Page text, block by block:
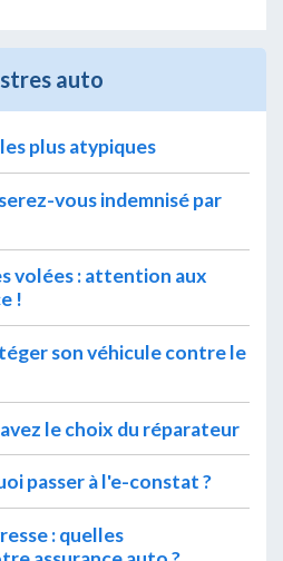
auto
plus atypiques
vous indemnisé par
volées : attention aux
!
son véhicule contre le
le choix du réparateur
passer à l'e-constat ?
: quelles